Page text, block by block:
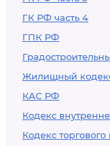
ГК РФ часть 4
ГПК РФ
Жилищный
КАС РФ
Кодекс
Кодекс